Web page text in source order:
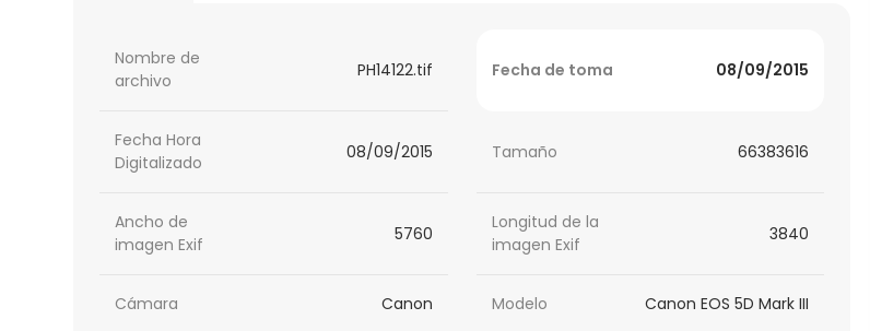
Nombre de
archivo
PH14122.tif Fecha de toma 08/09/2015
Fecha Hora
Digitalizado
08/09/2015 Tamaño 66383616
Ancho de
imagen Exif
5760
Longitud de la
imagen Exif
3840
Cámara Canon Modelo Canon EOS 5D Mark III